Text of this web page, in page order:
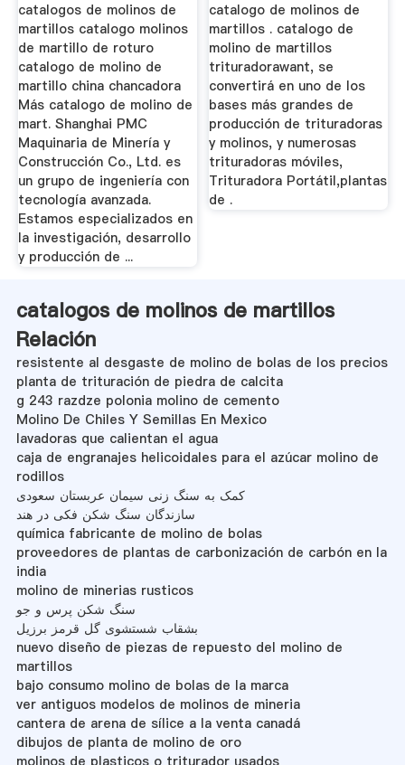
catalogos de molinos de
martillos catalogo molinos
de martillo de roturo
catalogo de molino de
martillo china chancadora
Más catalogo de molino de
mart. Shanghai PMC
Maquinaria de Minería y
Construcción Co., Ltd. es
un grupo de ingeniería con
tecnología avanzada.
Estamos especializados en
la investigación, desarrollo
y producción de ...
catalogo de molinos de
martillos . catalogo de
molino de martillos
trituradorawant, se
convertirá en uno de los
bases más grandes de
producción de trituradoras
y molinos, y numerosas
trituradoras móviles,
Trituradora Portátil,plantas
de .
catalogos de molinos de martillos
Relación
resistente al desgaste de molino de bolas de los precios
planta de trituración de piedra de calcita
g 243 razdze polonia molino de cemento
Molino De Chiles Y Semillas En Mexico
lavadoras que calientan el agua
caja de engranajes helicoidales para el azúcar molino de
rodillos
کمک به سنگ زنی سیمان عربستان سعودی
سازندگان سنگ شکن فکی در هند
química fabricante de molino de bolas
proveedores de plantas de carbonización de carbón en la
india
molino de minerias rusticos
سنگ شکن پرس و جو
بشقاب شستشوی گل قرمز برزیل
nuevo diseño de piezas de repuesto del molino de
martillos
bajo consumo molino de bolas de la marca
ver antiguos modelos de molinos de mineria
cantera de arena de sílice a la venta canadá
dibujos de planta de molino de oro
molinos de plasticos o triturador usados